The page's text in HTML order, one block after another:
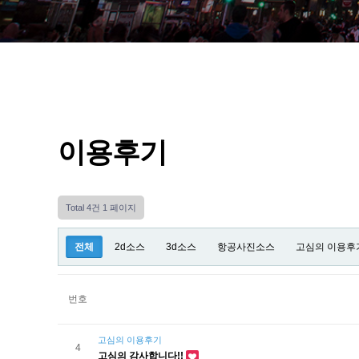
이용후기
Total 4건 1 페이지
전체 2d소스 3d소스 항공사진소스 고심의 이용후
번호
4
고심의 이용후기
고심의 감사합니다!!